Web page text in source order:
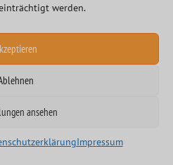
werden.
ansehen
Impressum
Geschäftsbedingungen